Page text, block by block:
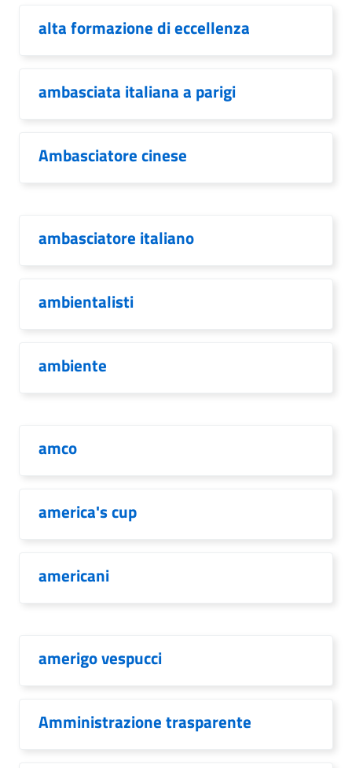
alta formazione di eccellenza
ambasciata italiana a parigi
Ambasciatore cinese
ambasciatore italiano
ambientalisti
ambiente
amco
america's cup
americani
amerigo vespucci
Amministrazione trasparente